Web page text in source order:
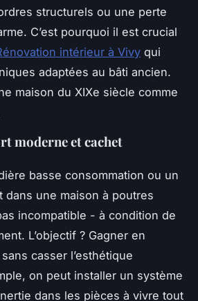
structurels ou une perte
C’est pourquoi il est crucial
intérieur à Vivy qui
adaptées au bâti ancien.
maison du XIXe siècle comme
moderne et cachet
basse consommation ou un
dans une maison à poutres
incompatible - à condition de
L’objectif ? Gagner en
casser l’esthétique
on peut installer un système
dans les pièces à vivre tout